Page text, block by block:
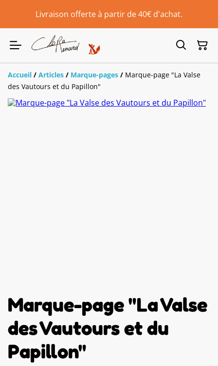
Livraison offerte à partir de 40€ d'achat.
Accueil / Articles / Marque-pages / Marque-page "La Valse
des Vautours et du Papillon"
Marque-page "La Valse
des Vautours et du
Papillon"